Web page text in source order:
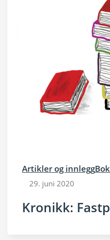
Artikler og innlegg
29. juni 2020
Kronikk: